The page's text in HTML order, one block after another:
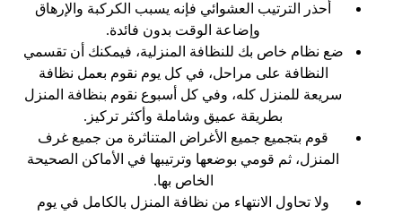
أحذر الترتيب العشوائي فإنه يسبب الكركبة والإرهاق
وإضاعة الوقت بدون فائدة.
ضع نظام خاص بك للنظافة المنزلية، فيمكنك أن تقسمي
النظافة على مراحل، في كل يوم نقوم بعمل نظافة
سريعة للمنزل كله، وفي كل أسبوع نقوم بنظافة المنزل
بطريقة عميق وشاملة وأكثر تركيز.
قوم بتجميع جميع الأغراض المتناثرة من جميع غرف
المنزل، ثم قومي بوضعها وترتيبها في الأماكن الصحيحة
الخاص بها.
ولا تحاول الانتهاء من نظافة المنزل بالكامل في يوم